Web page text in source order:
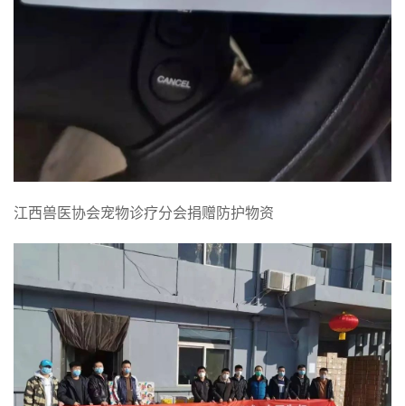
江西兽医协会宠物诊疗分会捐赠防护物资